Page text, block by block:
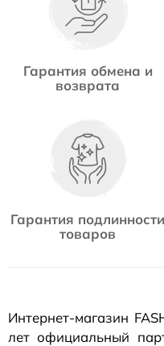
Гарантия обмена и
возврата
Гарантия подлинности
товаров
Интернет-магазин
лет официальный